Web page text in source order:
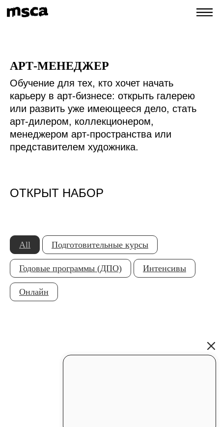
АРТ-МЕНЕДЖЕР
Обучение для тех, кто хочет начать
карьеру в арт-бизнесе: открыть галерею
или развить уже имеющееся дело, стать
арт-дилером, коллекционером,
менеджером арт-пространства или
представителем художника.
ОТКРЫТ НАБОР
All Подготовительные курсы
Годовые программы (ДПО) Интенсивы
Онлайн